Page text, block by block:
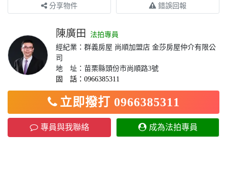
分享物件 錯誤回報
陳廣田
法拍專員
經紀業：群義房屋 尚順加盟店 金莎房屋仲介有限公
司
地 址：苗栗縣頭份市尚順路3號
固 話：0966385311
立即撥打 0966385311
專員與我聯絡 成為法拍專員